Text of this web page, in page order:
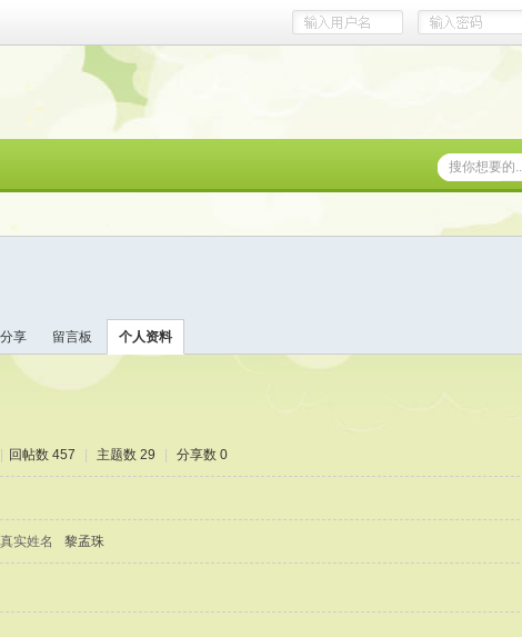
分享 留言板 个人资料
回帖数 457 主题数 29 分享数 0
真实姓名 黎孟珠